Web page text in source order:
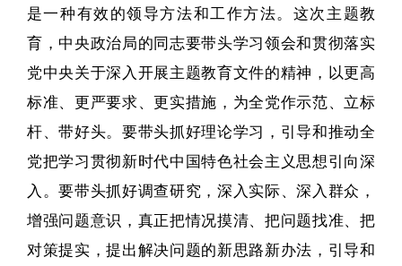
是一种有效的领导方法和工作方法。这次主题教
育，中央政治局的同志要带头学习领会和贯彻落实
党中央关于深入开展主题教育文件的精神，以更高
标准、更严要求、更实措施，为全党作示范、立标
杆、带好头。要带头抓好理论学习，引导和推动全
党把学习贯彻新时代中国特色社会主义思想引向深
入。要带头抓好调查研究，深入实际、深入群众，
增强问题意识，真正把情况摸清、把问题找准、把
对策提实，提出解决问题的新思路新办法，引导和